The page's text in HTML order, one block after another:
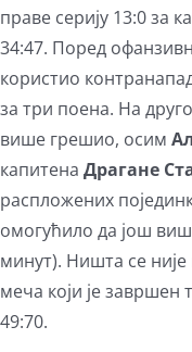
праве серију 13:0 за
34:47. Поред
користио
за три поена. На
више грешио, осим
капитена Драгане
распложених
омогућило да још
минут). Ништа се
меча који је завршен
49:70.